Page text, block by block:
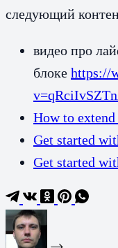
следующий
видео про
блоке https://
How to
Get started
Get started